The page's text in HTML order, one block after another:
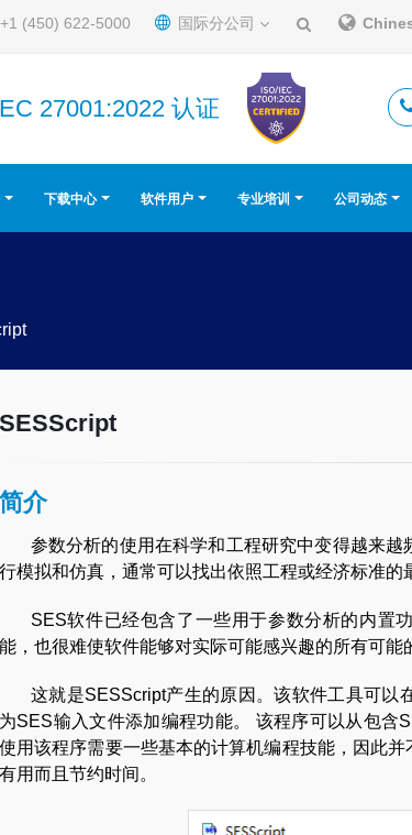
+1 (450) 622-5000 国际分公司
27001:2022 认证
下载中心 软件用户 专业培训 公司动态
SESScript
简介
参数分析的使用在科学和工程研究中变得越来
行模拟和仿真，通常可以找出依照工程或经济标准的
SES软件已经包含了一些用于参数分析的内置
能，也很难使软件能够对实际可能感兴趣的所有可能
这就是SESScript产生的原因。该软件工具可以
为SES输入文件添加编程功能。 该程序可以从包含
使用该程序需要一些基本的计算机编程技能，因此
有用而且节约时间。